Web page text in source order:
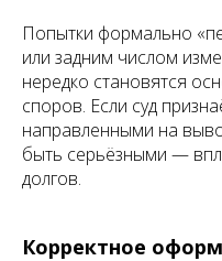
Попытки формально
или задним числом
нередко становятся
споров. Если суд
направленными на
быть серьёзными —
долгов.
Корректное